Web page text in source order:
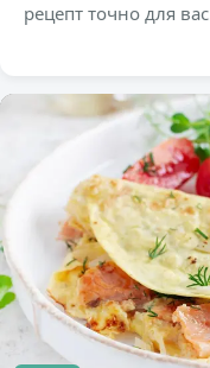
рецепт точно для